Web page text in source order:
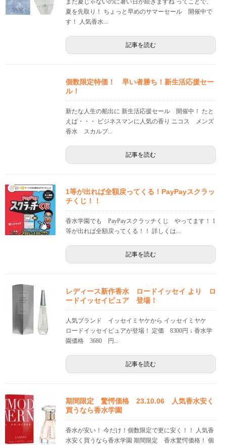
まだ夏じゃないのに暑い日が続きますね ってことで、
夏を先取り！ ちょっと早めのサマーセール 開催中で
す！ 人気香水...
記事を読む
個数限定特価！ 早い者勝ち！新生活応援セー
ル！
新たな人生の船出に 新生活応援セール 開催中！ たと
えば・・・ ビジネスマンに人気の香り ニコス メンズ
香水 スカルプ...
記事を読む
1等が出れば全額戻ってくる！PayPayスクラッ
チくじ！！
香水学園でも PayPayスクラッチくじ やってます！ 1
等が出れば全額戻ってくる！！ 詳しくは...
記事を読む
レディース新作香水 ロードイッセイ より ロ
ードイッセイピュア 登場！
人気ブランド イッセイミヤケから イッセイミヤケ
ロードイッセイピュアが登場！ 定価 8300円 ↓ 香水学
園価格 3680 円...
記事を読む
期間限定 驚愕価格 23.10.06 人気香水安く
買うなら香水学園
香水が安い！ 今だけ！個数限定で更に安く！！ 人気香
水安く買うなら香水学園 期間限定 香水驚愕価格！ 個